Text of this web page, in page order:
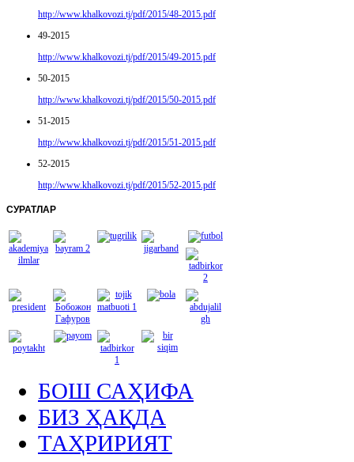
http://www.khalkovozi.tj/pdf/2015/48-2015.pdf
49-2015
http://www.khalkovozi.tj/pdf/2015/49-2015.pdf
50-2015
http://www.khalkovozi.tj/pdf/2015/50-2015.pdf
51-2015
http://www.khalkovozi.tj/pdf/2015/51-2015.pdf
52-2015
http://www.khalkovozi.tj/pdf/2015/52-2015.pdf
СУРАТЛАР
БОШ САҲИФА
БИЗ ҲАҚДА
ТАҲРИРИЯТ